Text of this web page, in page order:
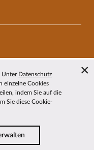
Unter Datenschutz
einzelne Cookies
indem Sie auf die
Sie diese Cookie-